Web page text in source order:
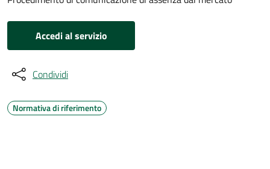
Accedi al servizio
Condividi
Normativa di riferimento